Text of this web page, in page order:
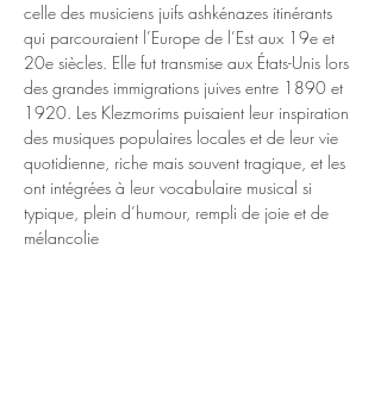
celle des musiciens juifs ashkénazes itinérants
qui parcouraient l’Europe de l’Est aux 19e et
20e siècles. Elle fut transmise aux États-Unis lors
des grandes immigrations juives entre 1890 et
1920. Les Klezmorims puisaient leur inspiration
des musiques populaires locales et de leur vie
quotidienne, riche mais souvent tragique, et les
ont intégrées à leur vocabulaire musical si
typique, plein d’humour, rempli de joie et de
mélancolie